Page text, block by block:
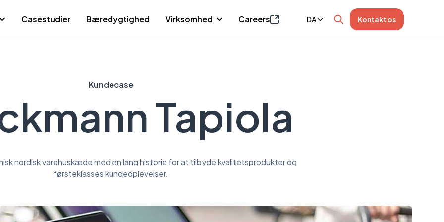
Casestudier Bæredygtighed Virksomhed Careers
Siden åbnes i et nyt vindue
DA Kontakt os
Kundecase
Tapiola
nordisk varehuskæde med en lang historie for at tilbyde kvalitetsprodukter og
førsteklasses kundeoplevelser.